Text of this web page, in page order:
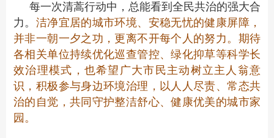
每一次清蒿行动中，总能看到全民共治的强大合
力。 洁净宜居的城市环境、安稳无忧的健康屏障，
并非一朝一夕之功，更离不开每个人的努力。期待
各相关单位持续优化巡查管控、绿化抑草等科学长
效治理模式，也希望广大市民主动树立主人翁意
识，积极参与身边环境治理，以人人尽责、常态共
治的自觉，共同守护整洁舒心、健康优美的城市家
园。